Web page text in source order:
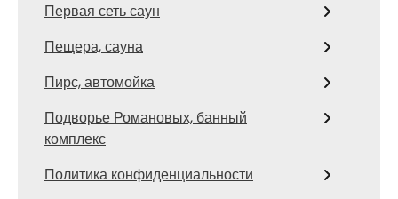
Первая сеть саун
Пещера, сауна
Пирс, автомойка
Подворье Романовых, банный
комплекс
Политика конфиденциальности